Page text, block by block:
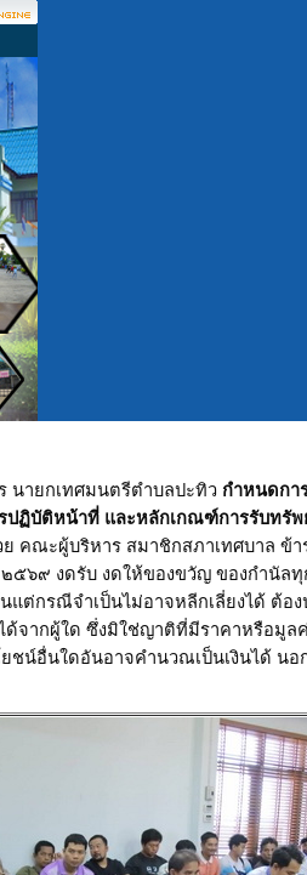
นายกเทศมนตรีตำบลปะทิว กำหนดกา
ปฏิบัติหน้าที่ และหลักเกณฑ์การรับทรั
คณะผู้บริหาร สมาชิกสภาเทศบาล ข้า
๕๖๙ งดรับ งดให้ของขวัญ ของกำนัล
นแต่กรณีจำเป็นไม่อาจหลีกเลี่ยงได้ ต้อ
จากผู้ใด ซึ่งมิใช่ญาติที่มีราคาหรือมูล
น์อื่นใดอันอาจคำนวณเป็นเงินได้ นอ